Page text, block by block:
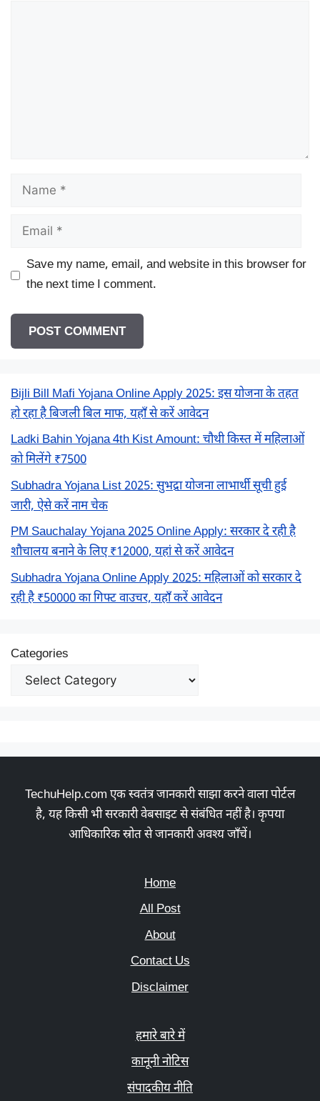
Name
Email
Save my name, email, and website in this browser for
the next time I comment.
Bijli Bill Mafi Yojana Online Apply 2025: इस योजना के तहत
हो रहा है बिजली बिल माफ, यहाँ से करें आवेदन
Ladki Bahin Yojana 4th Kist Amount: चौथी किस्त में महिलाओं
को मिलेंगे ₹7500
Subhadra Yojana List 2025: सुभद्रा योजना लाभार्थी सूची हुई
जारी, ऐसे करें नाम चेक
PM Sauchalay Yojana 2025 Online Apply: सरकार दे रही है
शौचालय बनाने के लिए ₹12000, यहां से करें आवेदन
Subhadra Yojana Online Apply 2025: महिलाओं को सरकार दे
रही है ₹50000 का गिफ्ट वाउचर, यहाँ करें आवेदन
Categories
TechuHelp.com एक स्वतंत्र जानकारी साझा करने वाला पोर्टल
है, यह किसी भी सरकारी वेबसाइट से संबंधित नहीं है। कृपया
आधिकारिक स्रोत से जानकारी अवश्य जाँचें।
Home
All Post
About
Contact Us
Disclaimer
हमारे बारे में
कानूनी नोटिस
संपादकीय नीति